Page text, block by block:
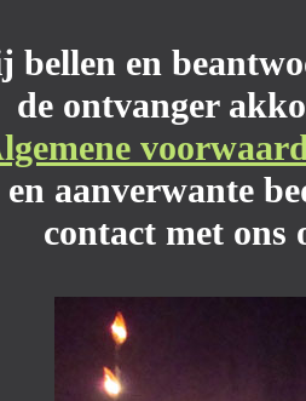
bellen en
de ontvanger
en aanverwante
contact met ons